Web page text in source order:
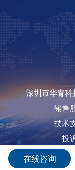
深圳市华胄科
销售
技术
投
在线咨询